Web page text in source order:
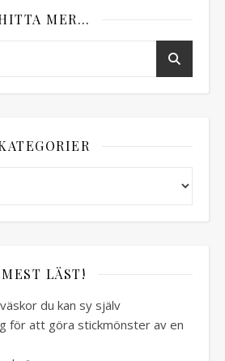
MER…
MEST LÄST!
du kan sy själv
för att göra stickmönster av en